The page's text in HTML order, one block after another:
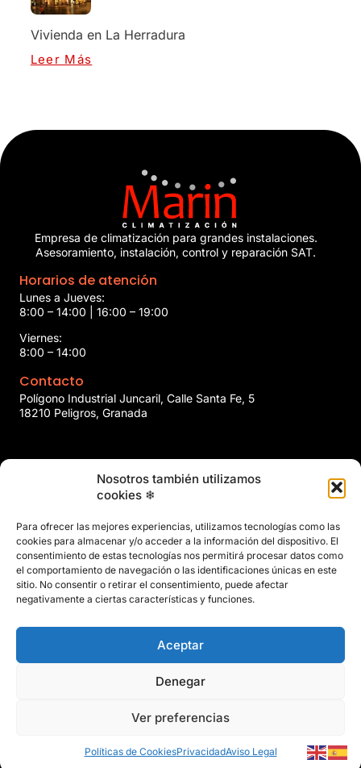
Nosotros también utilizamos
cookies ❄
Para ofrecer las mejores experiencias, utilizamos tecnologías como las
cookies para almacenar y/o acceder a la información del dispositivo. El
consentimiento de estas tecnologías nos permitirá procesar datos como
el comportamiento de navegación o las identificaciones únicas en este
sitio. No consentir o retirar el consentimiento, puede afectar
negativamente a ciertas características y funciones.
Aceptar
Denegar
Ver preferencias
Políticas de CookiesPrivacidadAviso Legal
Vivienda en La Herradura
Leer Más
Empresa de climatización para grandes instalaciones.
Asesoramiento, instalación, control y reparación SAT.
Horarios de atención
Lunes a Jueves:
8:00 – 14:00 | 16:00 – 19:00
Viernes:
8:00 – 14:00
Contacto
Polígono Industrial Juncaril, Calle Santa Fe, 5
18210 Peligros, Granada
marin@marinclimatizacion.com
el Trabajo
Aviso Legal
Privacidad
Políticas de Cookies